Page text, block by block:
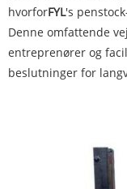
hvorforFYL's
Denne omfattende
entreprenører og
beslutninger for